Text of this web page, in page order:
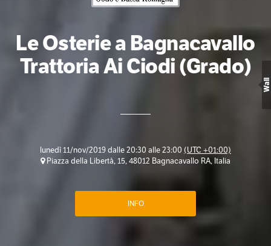
Le Osterie a Bagnacavallo
Trattoria Ai Ciodi (Grado)
lunedì 11/nov/2019 dalle 20:30 alle 23:00 (UTC +01:00)
Piazza della Libertà, 15, 48012 Bagnacavallo RA, Italia
INFO
Wall